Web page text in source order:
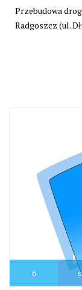
Przebudowa
Radgoszcz (ul.
6